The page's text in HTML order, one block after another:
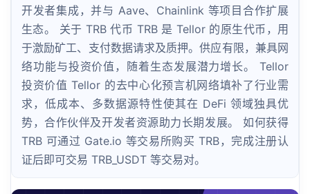
开发者集成，并与 Aave、Chainlink 等项目合作扩展
生态。 关于 TRB 代币 TRB 是 Tellor 的原生代币，用
于激励矿工、支付数据请求及质押。供应有限，兼具网
络功能与投资价值，随着生态发展潜力增长。 Tellor
投资价值 Tellor 的去中心化预言机网络填补了行业需
求，低成本、多数据源特性使其在 DeFi 领域独具优
势，合作伙伴及开发者资源助力长期发展。 如何获得
TRB 可通过 Gate.io 等交易所购买 TRB，完成注册认
证后即可交易 TRB_USDT 等交易对。